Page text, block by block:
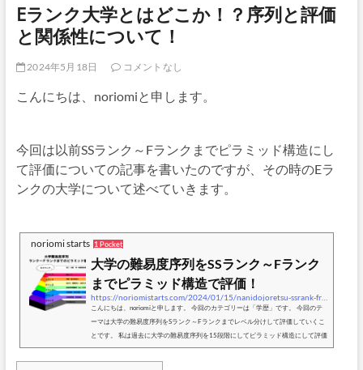
Eランク大学とはどこか！？序列と評価
と関係性について！
2024年5月18日 コメントなし
こんにちは、noriomiと申します。
今回は以前SSランク～Fランクまでピラミッド構造にし
て評価についての記事を書いたのですが、その時のEラ
ンクの大学について述べていきます。
noriomi starts 1 Pocket
大学の難易度序列をSSランク～Fランク
までピラミッド構造で評価！
https://noriomistarts.com/2024/01/15/nanidojoretsu-ssrank-frank-pyramid
こんにちは、noriomiと申します。 今回のカテゴリーは「学歴」です。 今回のテ
ーマは大学の難易度序列をSランク～Fランクまでレベル分けして評価していくこ
とです。 私は過去に大学の難易度序列を15段階にしてピラミッド構造にして評価
という記事を述べさせていただきました。こちらは難関や中堅などそれぞれのレ
ベル帯を上位中位下位などに分けていきました。 ただこれを今回はSランク～Fラ